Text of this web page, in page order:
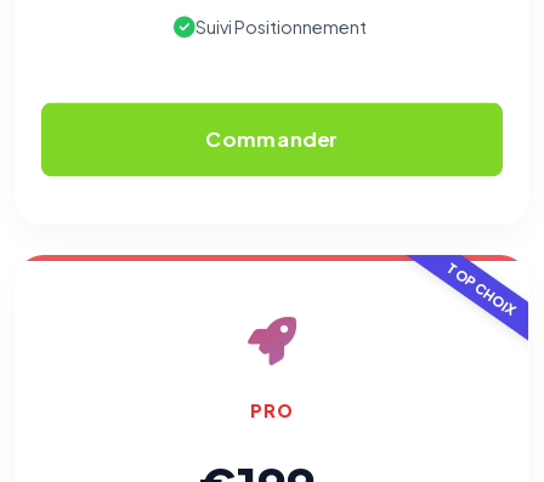
Suivi Positionnement
Commander
TOP CHOIX
PRO
mémorisation de vos choix de consentement. Ils ne